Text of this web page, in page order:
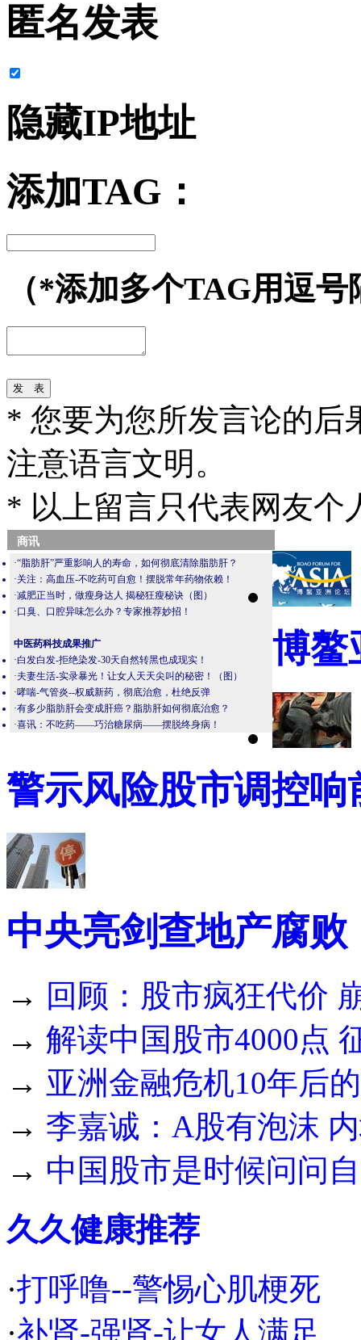
匿名发表
隐藏IP地址
添加TAG：
（*添加多个TAG用逗号
* 您要为您所发言论的后
注意语言文明。
* 以上留言只代表网友个
商讯
·“脂肪肝”严重影响人的寿命，如何彻底清除脂肪肝？
·关注：高血压-不吃药可自愈！摆脱常年药物依赖！
·减肥正当时，做瘦身达人 揭秘狂瘦秘诀（图）
·口臭、口腔异味怎么办？专家推荐妙招！
中医药科技成果推广
·白发白发-拒绝染发-30天自然转黑也成现实！
·夫妻生活-实录暴光！让女人天天尖叫的秘密！（图）
·哮喘-气管炎--权威新药，彻底治愈，杜绝反弹
·有多少脂肪肝会变成肝癌？脂肪肝如何彻底治愈？
·喜讯：不吃药——巧治糖尿病——摆脱终身病！
博鳌
警示风险股市调控响
中央亮剑查地产腐败
→ 回顾：股市疯狂代价
→ 解读中国股市4000点
→ 亚洲金融危机10年后
→ 李嘉诚：A股有泡沫
→ 中国股市是时候问问
久久健康推荐
·打呼噜--警惕心肌梗死
·补肾-强肾-让女人满足